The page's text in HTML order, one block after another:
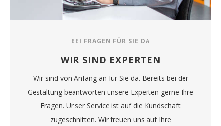
BEI FRAGEN FÜR SIE DA
WIR SIND EXPERTEN
Wir sind von Anfang an für Sie da. Bereits bei der
Gestaltung beantworten unsere Experten gerne Ihre
Fragen. Unser Service ist auf die Kundschaft
zugeschnitten. Wir freuen uns auf Ihre